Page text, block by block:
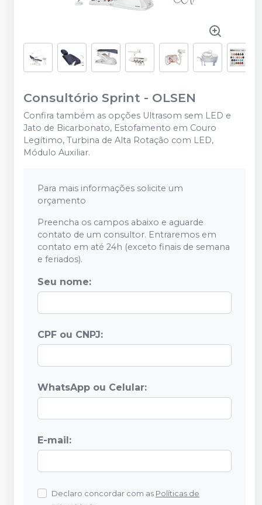
Consultório Sprint - OLSEN
Confira também as opções Ultrasom sem LED e
Jato de Bicarbonato, Estofamento em Couro
Legítimo, Turbina de Alta Rotação com LED,
Módulo Auxiliar.
Para mais informações solicite um
orçamento
Preencha os campos abaixo e aguarde
contato de um consultor. Entraremos em
contato em até 24h (exceto finais de semana
e feriados).
Seu nome:
CPF ou CNPJ:
WhatsApp ou Celular:
E-mail:
Declaro concordar com as Políticas de